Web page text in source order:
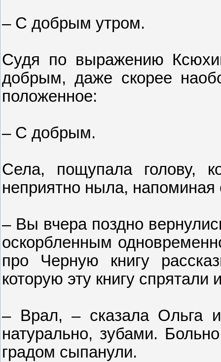
– С добрым утром.
Судя по выражению
добрым, даже скорее
положенное:
– С добрым.
Села, пощупала голову,
неприятно ныла,
– Вы вчера поздно
оскорбленным
про Черную книгу
которую эту книгу спрятали
– Врал, – сказала Ольга
натурально, зубами.
градом сыпанули.